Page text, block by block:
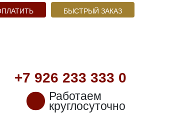
БЫСТРЫЙ ЗАКАЗ
+7 926 233 333 0
Работаем
круглосуточно